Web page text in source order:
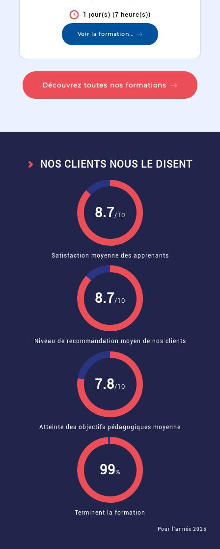
1 jour(s) (7 heure(s))
Voir la formation...
Découvrez toutes nos formations
NOS CLIENTS NOUS LE DISENT
8.7/10
Satisfaction moyenne des apprenants
8.7/10
Niveau de recommandation moyen de nos clients
7.8/10
Atteinte des objectifs pédagogiques moyenne
99%
Terminent la formation
Pour l'année 2025